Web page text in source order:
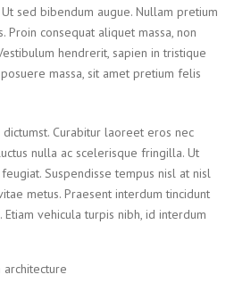
sed bibendum augue. Nullam pretium
Proin consequat aliquet massa, non
hendrerit, sapien in tristique
massa, sit amet pretium felis
Curabitur laoreet eros nec
nulla ac scelerisque fringilla. Ut
Suspendisse tempus nisl at nisl
metus. Praesent interdum tincidunt
vehicula turpis nibh, id interdum
architecture